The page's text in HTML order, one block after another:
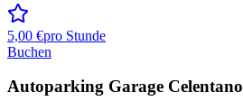
5,00 €pro Stunde
Buchen
Autoparking Garage Celentano